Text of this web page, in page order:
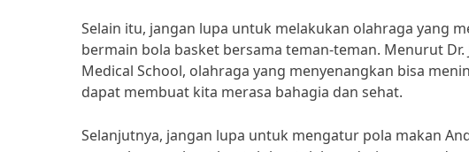
Selain itu, jangan lupa untuk melakukan olahraga yang
bermain bola basket bersama teman-teman. Menurut
Medical School, olahraga yang menyenangkan bisa
dapat membuat kita merasa bahagia dan sehat.
Selanjutnya, jangan lupa untuk mengatur pola makan